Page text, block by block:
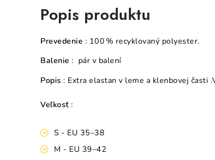
Popis produktu
Prevedenie : 100 % recyklovaný polyester.
Balenie :  pár v balení
Popis : Extra elastan v leme a klenbovej časti .
Veľkosť :
S - EU 35–38
M - EU 39–42